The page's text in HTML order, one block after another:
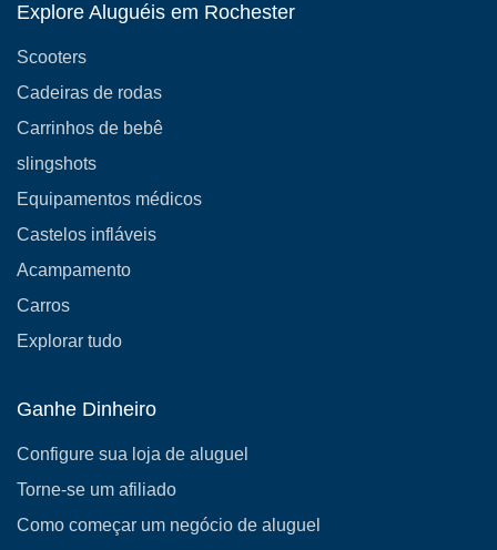
Explore Aluguéis em Rochester
Scooters
Cadeiras de rodas
Carrinhos de bebê
slingshots
Equipamentos médicos
Castelos infláveis
Acampamento
Carros
Explorar tudo
Ganhe Dinheiro
Configure sua loja de aluguel
Torne-se um afiliado
Como começar um negócio de aluguel